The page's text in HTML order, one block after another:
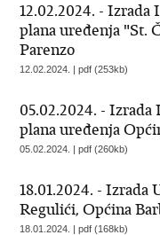
12.02.2024. -
plana uređenja "St.
Parenzo
12.02.2024. | pdf (253kb)
05.02.2024. -
plana uređenja
05.02.2024. | pdf (260kb)
18.01.2024. - Izrada
Regulići, Općina
18.01.2024. | pdf (168kb)